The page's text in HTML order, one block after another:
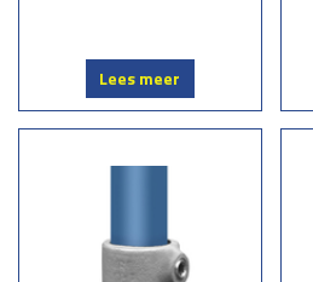
Lees meer